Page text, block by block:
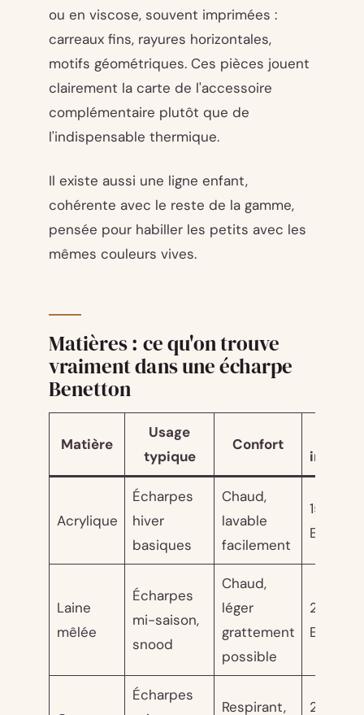
ou en viscose, souvent imprimées :
carreaux fins, rayures horizontales,
motifs géométriques. Ces pièces jouent
clairement la carte de l'accessoire
complémentaire plutôt que de
l'indispensable thermique.
Il existe aussi une ligne enfant,
cohérente avec le reste de la gamme,
pensée pour habiller les petits avec les
mêmes couleurs vives.
Matières : ce qu'on trouve
vraiment dans une écharpe
Benetton
Matière
Usage
typique
Confort
Acrylique
Écharpes
hiver
basiques
Chaud,
lavable
facilement
15 - 25
EUR
Laine
mêlée
Écharpes
mi-saison,
snood
Chaud,
léger
grattement
possible
25 - 40
EUR
Écharpes
Respirant, 20 - 30